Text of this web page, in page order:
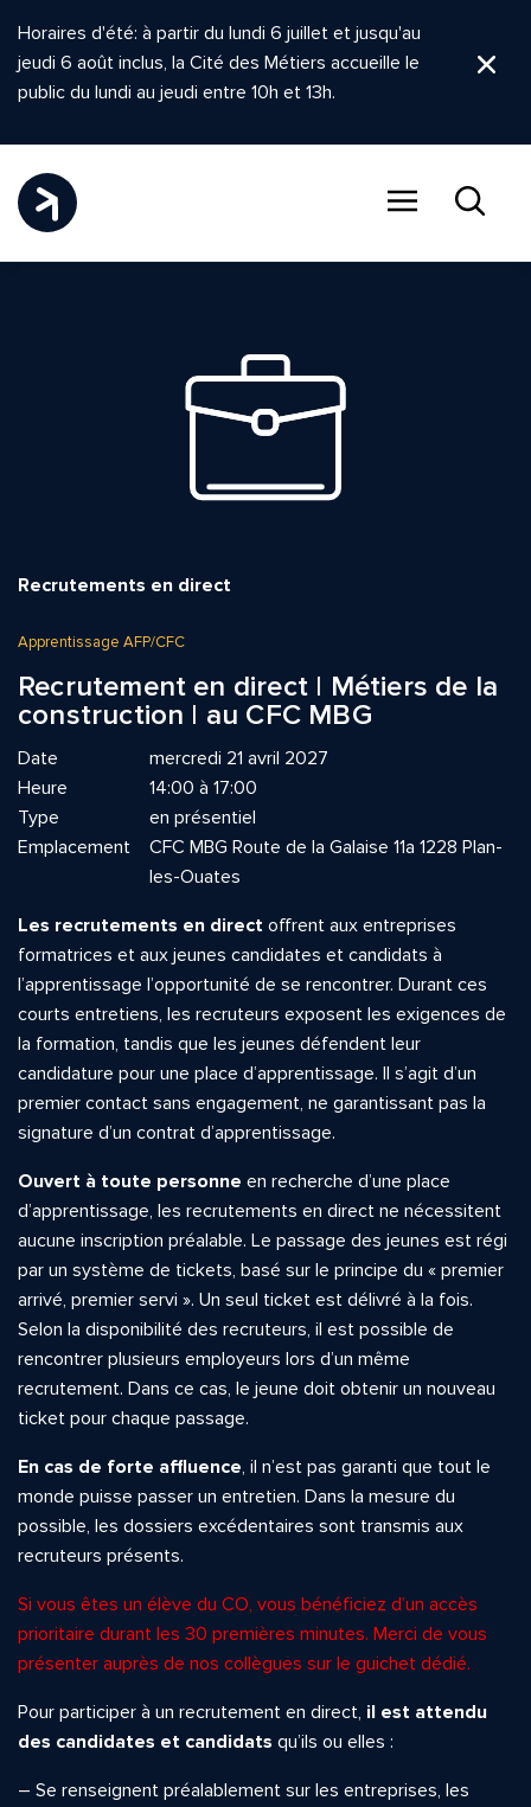
Horaires d'été: à partir du lundi 6 juillet et jusqu'au
jeudi 6 août inclus, la Cité des Métiers accueille le
public du lundi au jeudi entre 10h et 13h.
Recrutements en direct
Apprentissage AFP/CFC
Recrutement en direct | Métiers de la
construction | au CFC MBG
Date
mercredi 21 avril 2027
Heure
14:00 à 17:00
Type
en présentiel
Emplacement
CFC MBG Route de la Galaise 11a 1228 Plan-
les-Ouates
Les recrutements en direct offrent aux entreprises
formatrices et aux jeunes candidates et candidats à
l’apprentissage l’opportunité de se rencontrer. Durant ces
courts entretiens, les recruteurs exposent les exigences de
la formation, tandis que les jeunes défendent leur
candidature pour une place d’apprentissage. Il s’agit d’un
premier contact sans engagement, ne garantissant pas la
signature d’un contrat d’apprentissage.
Ouvert à toute personne en recherche d’une place
d’apprentissage, les recrutements en direct ne nécessitent
aucune inscription préalable. Le passage des jeunes est régi
par un système de tickets, basé sur le principe du « premier
arrivé, premier servi ». Un seul ticket est délivré à la fois.
Selon la disponibilité des recruteurs, il est possible de
rencontrer plusieurs employeurs lors d’un même
recrutement. Dans ce cas, le jeune doit obtenir un nouveau
ticket pour chaque passage.
En cas de forte affluence, il n’est pas garanti que tout le
monde puisse passer un entretien. Dans la mesure du
possible, les dossiers excédentaires sont transmis aux
recruteurs présents.
Si vous êtes un élève du CO, vous bénéficiez d’un accès
prioritaire durant les 30 premières minutes. Merci de vous
présenter auprès de nos collègues sur le guichet dédié.
Pour participer à un recrutement en direct, il est attendu
des candidates et candidats qu’ils ou elles :
– Se renseignent préalablement sur les entreprises, les